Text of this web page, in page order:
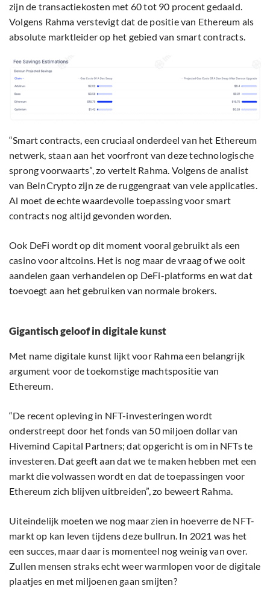
zijn de transactiekosten met 60 tot 90 procent gedaald.
Volgens Rahma verstevigt dat de positie van Ethereum als
absolute marktleider op het gebied van smart contracts.
“Smart contracts, een cruciaal onderdeel van het Ethereum
netwerk, staan aan het voorfront van deze technologische
sprong voorwaarts”, zo vertelt Rahma. Volgens de analist
van BeInCrypto zijn ze de ruggengraat van vele applicaties.
Al moet de echte waardevolle toepassing voor smart
contracts nog altijd gevonden worden.
Ook DeFi wordt op dit moment vooral gebruikt als een
casino voor altcoins. Het is nog maar de vraag of we ooit
aandelen gaan verhandelen op DeFi-platforms en wat dat
toevoegt aan het gebruiken van normale brokers.
Gigantisch geloof in digitale kunst
Met name digitale kunst lijkt voor Rahma een belangrijk
argument voor de toekomstige machtspositie van
Ethereum.
“De recent opleving in NFT-investeringen wordt
onderstreept door het fonds van 50 miljoen dollar van
Hivemind Capital Partners; dat opgericht is om in NFTs te
investeren. Dat geeft aan dat we te maken hebben met een
markt die volwassen wordt en dat de toepassingen voor
Ethereum zich blijven uitbreiden”, zo beweert Rahma.
Uiteindelijk moeten we nog maar zien in hoeverre de NFT-
markt op kan leven tijdens deze bullrun. In 2021 was het
een succes, maar daar is momenteel nog weinig van over.
Zullen mensen straks echt weer warmlopen voor de digitale
plaatjes en met miljoenen gaan smijten?